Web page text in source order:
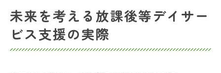
日常支援で未来を考える姿勢を育てる方法
現場で役立つ未来志向の放課後等デイサー
ビス活用術
未来を考える放課後等デイサー
ビス支援の実際